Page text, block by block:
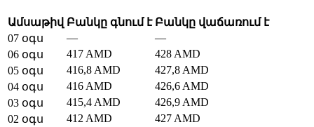
Ամսաթիվ Բանկը գնում է Բանկը վաճառում է
07 օգս
—
—
06 օգս
417 AMD
428 AMD
05 օգս
416,8 AMD
427,8 AMD
04 օգս
416 AMD
426,6 AMD
03 օգս
415,4 AMD
426,9 AMD
02 օգս
412 AMD
427 AMD